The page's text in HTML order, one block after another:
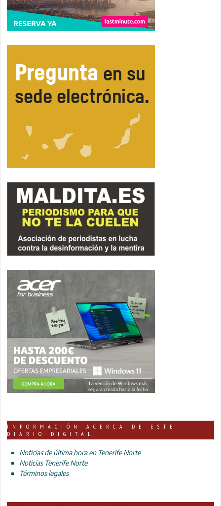
INFORMACIÓN ACERCA DE ESTE
DIARIO DIGITAL
Noticias de última hora en Tenerife Norte
Noticias Tenerife Norte
Términos legales